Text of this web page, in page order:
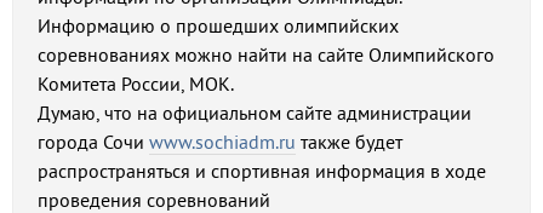
Информацию о прошедших олимпийских
соревнованиях можно найти на сайте Олимпийского
Комитета России, МОК.
Думаю, что на официальном сайте администрации
города Сочи www.sochiadm.ru также будет
распространяться и спортивная информация в ходе
проведения соревнований